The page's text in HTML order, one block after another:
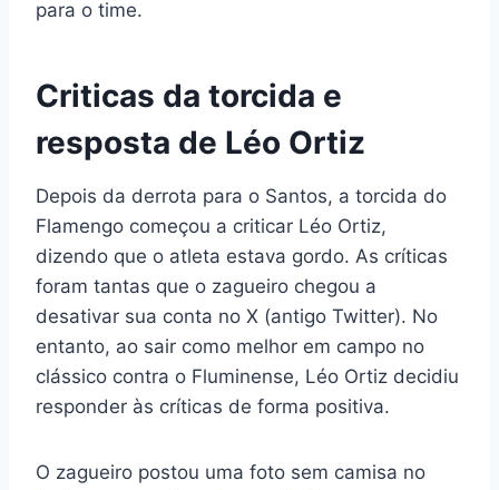
para o time.
Criticas da torcida e
resposta de Léo Ortiz
Depois da derrota para o Santos, a torcida do
Flamengo começou a criticar Léo Ortiz,
dizendo que o atleta estava gordo. As críticas
foram tantas que o zagueiro chegou a
desativar sua conta no X (antigo Twitter). No
entanto, ao sair como melhor em campo no
clássico contra o Fluminense, Léo Ortiz decidiu
responder às críticas de forma positiva.
O zagueiro postou uma foto sem camisa no